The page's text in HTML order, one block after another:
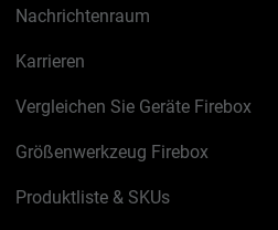
Nachrichtenraum
Karrieren
Vergleichen Sie Geräte Firebox
Größenwerkzeug Firebox
Produktliste & SKUs